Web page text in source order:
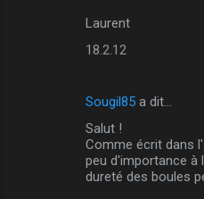
Laurent
18.2.12
Sougil85 a dit…
Salut !
Comme écrit dans
peu d'importance à
dureté des boules